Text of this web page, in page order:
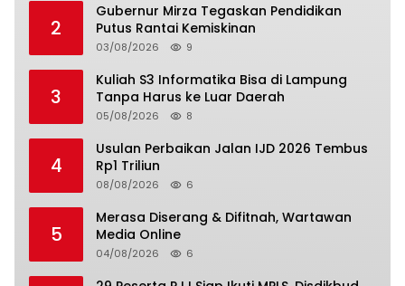
2
Gubernur Mirza Tegaskan Pendidikan
Putus Rantai Kemiskinan
03/08/2026 9
3
Kuliah S3 Informatika Bisa di Lampung
Tanpa Harus ke Luar Daerah
05/08/2026 8
4
Usulan Perbaikan Jalan IJD 2026 Tembus
Rp1 Triliun
08/08/2026 6
5
Merasa Diserang & Difitnah, Wartawan
Media Online
04/08/2026 6